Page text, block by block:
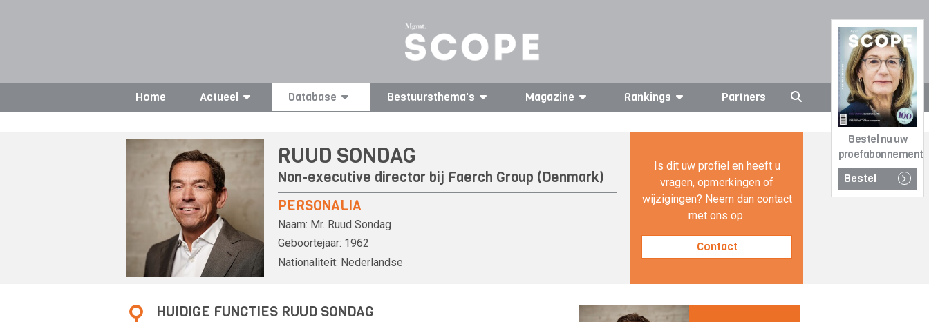
Bestel nu uw
proefabonnement
Bestel
Home Actueel Database Bestuursthema's Magazine Rankings Partners
RUUD SONDAG
Non-executive director bij Faerch Group (Denmark)
PERSONALIA
Naam: Mr. Ruud Sondag
Geboortejaar: 1962
Nationaliteit: Nederlandse
Is dit uw profiel en heeft u
vragen, opmerkingen of
wijzigingen? Neem dan contact
met ons op.
Contact
HUIDIGE FUNCTIES RUUD SONDAG